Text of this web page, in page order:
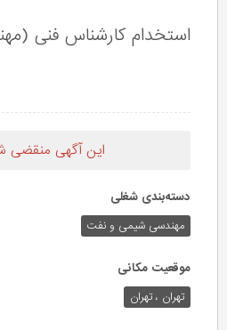
استخدام کارشناس فنی
این آگهی منقضی
دسته‌بندی شغلی
مهندسی شیمی و نفت
موقعیت مکانی
تهران ، تهران